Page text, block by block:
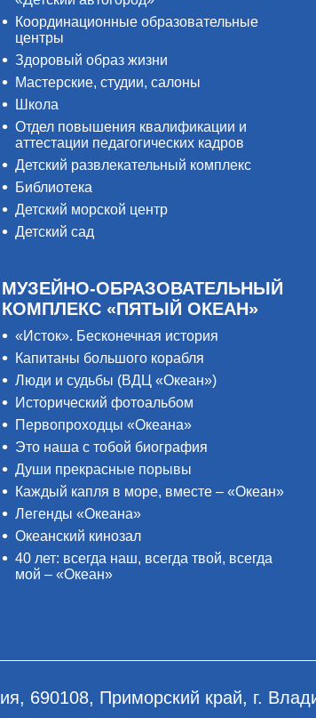
Координационные образовательные
центры
Здоровый образ жизни
Мастерские, студии, салоны
Школа
Отдел повышения квалификации и
аттестации педагогических кадров
Детский развлекательный комплекс
Библиотека
Детский морской центр
Детский сад
МУЗЕЙНО-ОБРАЗОВАТЕЛЬНЫЙ
КОМПЛЕКС «ПЯТЫЙ ОКЕАН»
«Исток». Бесконечная история
Капитаны большого корабля
Люди и судьбы (ВДЦ «Океан»)
Исторический фотоальбом
Первопроходцы «Океана»
Это наша с тобой биография
Души прекрасные порывы
Каждый капля в море, вместе – «Океан»
Легенды «Океана»
Океанский кинозал
40 лет: всегда наш, всегда твой, всегда
мой – «Океан»
690108, Приморский край, г.